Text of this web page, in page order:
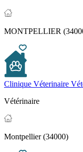
MONTPELLIER
Clinique Véterinaire
Vétérinaire
Montpellier (34000)